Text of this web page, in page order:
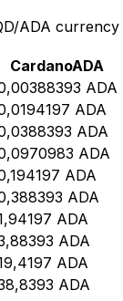
ADA currency
CardanoADA
ADA
ADA
ADA
ADA
ADA
ADA
ADA
ADA
ADA
ADA